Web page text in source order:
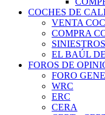
COCHES DE
VENTA
COMPRA
EL BAÚL
FOROS DE
FORO
WRC
ERC
CERA